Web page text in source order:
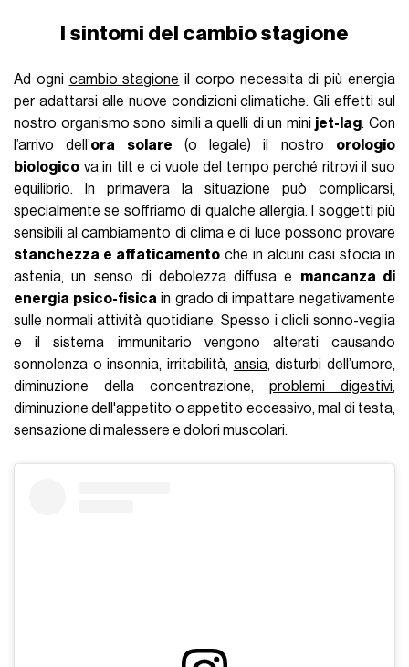
I sintomi del cambio stagione
Ad ogni cambio stagione il corpo necessita di più energia
per adattarsi alle nuove condizioni climatiche. Gli effetti sul
nostro organismo sono simili a quelli di un mini jet-lag. Con
l’arrivo dell’ora solare (o legale) il nostro orologio
biologico va in tilt e ci vuole del tempo perché ritrovi il suo
equilibrio. In primavera la situazione può complicarsi,
specialmente se soffriamo di qualche allergia.
I soggetti più
sensibili al cambiamento di clima e di luce possono provare
stanchezza e affaticamento che in alcuni casi sfocia in
astenia, un senso di debolezza diffusa e mancanza di
energia psico-fisica in grado di impattare negativamente
sulle normali attività quotidiane. Spesso i clicli sonno-veglia
e il sistema immunitario vengono alterati causando
sonnolenza o insonnia, irritabilità, ansia, disturbi dell’umore,
diminuzione della concentrazione, problemi digestivi,
diminuzione dell'appetito o appetito eccessivo, mal di testa,
sensazione di malessere e dolori muscolari.